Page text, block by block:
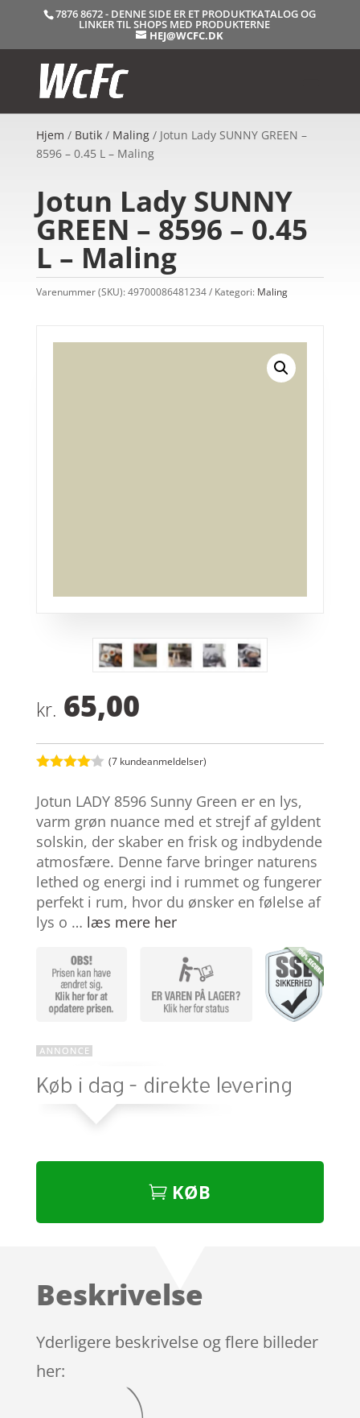
7876 8672 - DENNE SIDE ER ET PRODUKTKATALOG OG
LINKER TIL SHOPS MED PRODUKTERNE
HEJ@WCFC.DK
Hjem / Butik/ Maling/ Jotun Lady SUNNY GREEN –
8596 – 0.45 L – Maling
Jotun Lady SUNNY
GREEN – 8596 – 0.45
L – Maling
Varenummer (SKU):49700086481234 Kategori: Maling
kr. 65,00
ud af 5
baseret
på
kundebed
ømmelse
r
(7 kundeanmeldelser)
Jotun LADY 8596 Sunny Green er en lys,
varm grøn nuance med et strejf af gyldent
solskin, der skaber en frisk og indbydende
atmosfære. Denne farve bringer naturens
lethed og energi ind i rummet og fungerer
perfekt i rum, hvor du ønsker en følelse af
lys o … læs mere her
KØB
Beskrivelse
Yderligere beskrivelse og flere billeder
her: